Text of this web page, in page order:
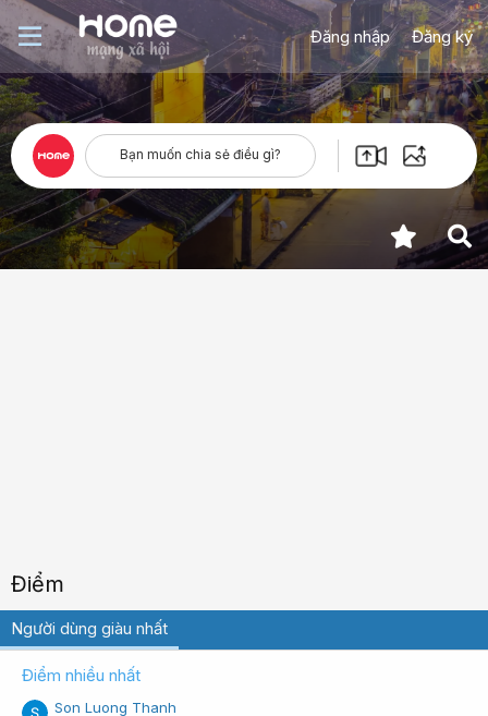
Đăng nhập Đăng ký
Bạn muốn chia sẻ điều gì?
Điểm
Người dùng giàu nhất
Điểm nhiều nhất
Son Luong Thanh